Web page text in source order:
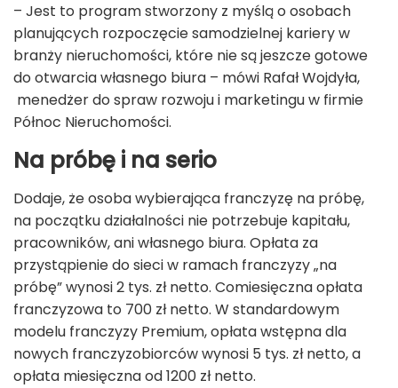
– Jest to program stworzony z myślą o osobach
planujących rozpoczęcie samodzielnej kariery w
branży nieruchomości, które nie są jeszcze gotowe
do otwarcia własnego biura – mówi Rafał Wojdyła,
menedżer do spraw rozwoju i marketingu w firmie
Północ Nieruchomości.
Na próbę i na serio
Dodaje, że osoba wybierająca franczyzę na próbę,
na początku działalności nie potrzebuje kapitału,
pracowników, ani własnego biura. Opłata za
przystąpienie do sieci w ramach franczyzy „na
próbę” wynosi 2 tys. zł netto. Comiesięczna opłata
franczyzowa to 700 zł netto. W standardowym
modelu franczyzy Premium, opłata wstępna dla
nowych franczyzobiorców wynosi 5 tys. zł netto, a
opłata miesięczna od 1200 zł netto.